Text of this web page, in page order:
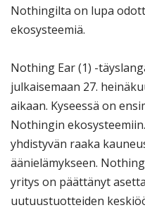
Nothingilta on lupa
ekosysteemiä.
Nothing Ear (1) -
julkaisemaan 27.
aikaan. Kyseessä on
Nothingin
yhdistyvän raaka
äänielämykseen.
yritys on päättänyt
uutuustuotteiden